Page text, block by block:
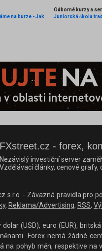
Nové přepracované a rozšířené vydání: Začínáme na burze - Jak uspět při obchodování na finančních trzích (3. vydání) - BESTSELLER
Odborné kurzy a
Juniorská škola
FXstreet.cz - forex,
Nezávislý investiční server
Vzdělávací články, cenové
s.r.o. - Závazná pravidla pro
, Reklama/Advertising, RSS,
(USD), euro (EUR),
Forex nemá žádné
na pohyb měn, respektive